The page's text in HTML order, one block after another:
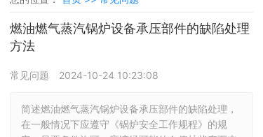
燃油燃气蒸汽锅炉设备承压部件的缺陷处理
方法
常见问题 2024-10-24 10:23:08
简述燃油燃气蒸汽锅炉设备承压部件的缺陷处理，
在一般情况下应遵守《锅炉安全工作规程》的规